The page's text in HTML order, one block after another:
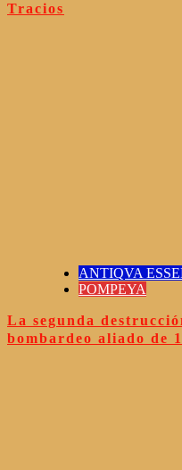
Tracios
ANTIQVA
POMPEYA
La segunda
bombardeo aliado de